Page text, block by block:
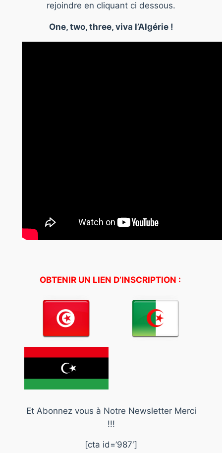
rejoindre en cliquant ci dessous.
One, two, three, viva l’Algérie !
OBTENIR UN LIEN D’INSCRIPTION :
Et Abonnez vous à Notre Newsletter Merci
!!!
[cta id=’987′]